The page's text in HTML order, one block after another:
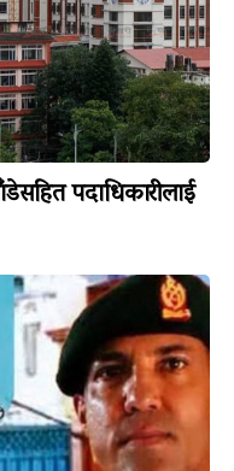
पदाधिकारीलाई